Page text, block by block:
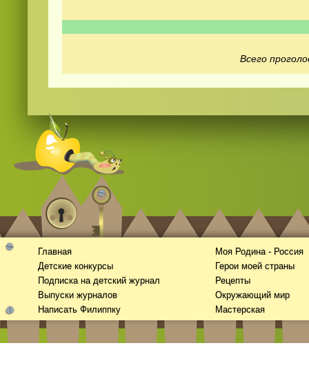
Всего
Главная
Детские конкурсы
Подписка на детский журнал
Выпуски журналов
Написать Филиппку
Моя Родина - Россия
Герои моей страны
Рецепты
Окружающий мир
Мастерская
Смотретьвидео